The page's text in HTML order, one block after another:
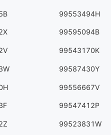
99553494H
99595094B
99543170K
99587430Y
99556667V
99547412P
99523831W